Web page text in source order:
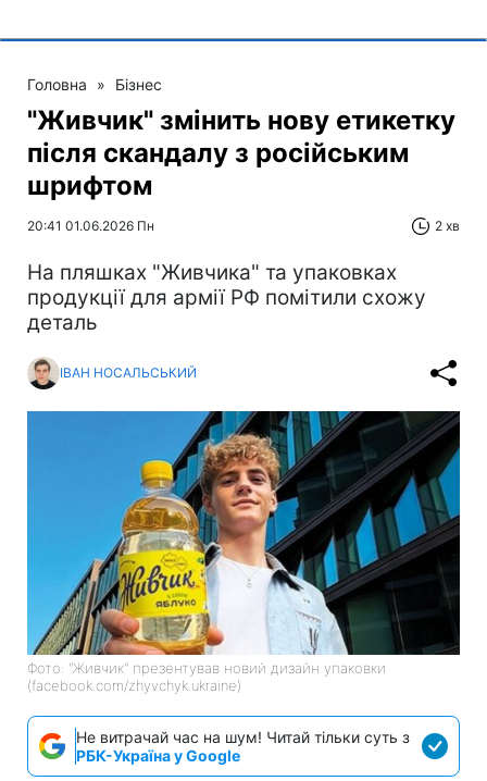
Головна » Бізнес
"Живчик" змінить нову етикетку
після скандалу з російським
шрифтом
20:41 01.06.2026 Пн 2 хв
На пляшках "Живчика" та упаковках
продукції для армії РФ помітили схожу
деталь
ІВАН НОСАЛЬСЬКИЙ
Фото: "Живчик" презентував новий дизайн упаковки
(facebook.com/zhyvchyk.ukraine)
Не витрачай час на шум! Читай тільки суть з
РБК-Україна у Google